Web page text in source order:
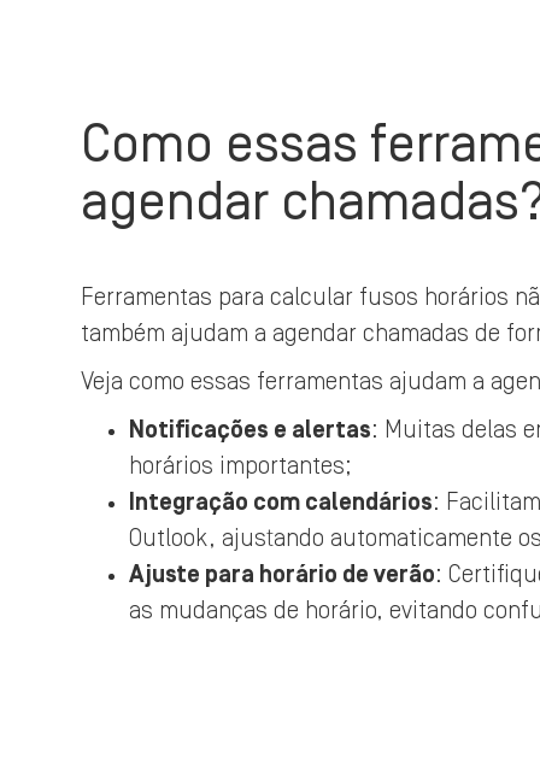
Como essas
agendar
Ferramentas para calcular fusos horários
também ajudam a agendar chamadas de
Veja como essas ferramentas ajudam a
Notificações e alertas: Muitas delas
horários importantes;
Integração com calendários:
Outlook, ajustando automaticamente
Ajuste para horário de verão:
as mudanças de horário, evitando